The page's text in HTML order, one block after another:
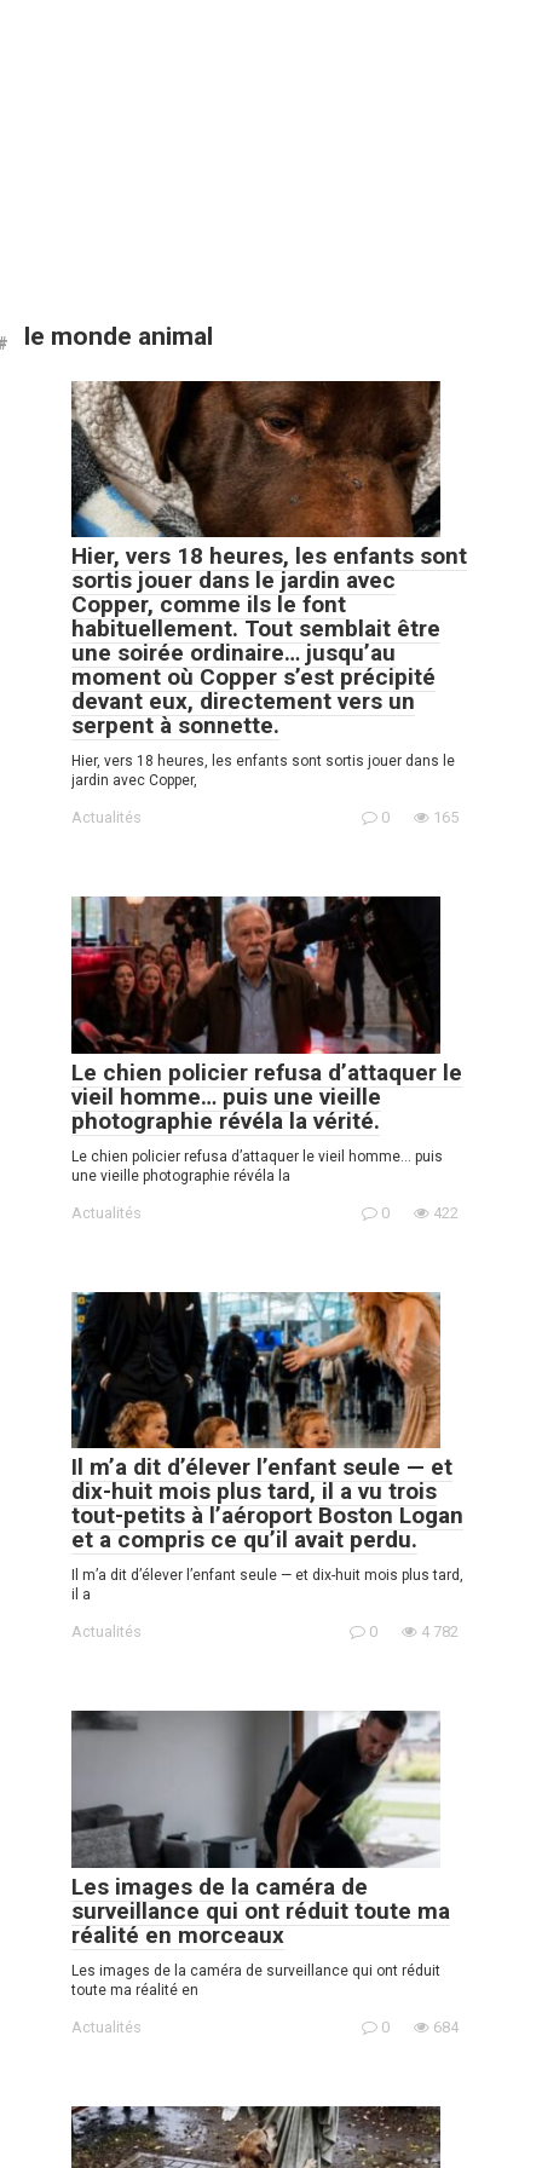
le monde animal
Hier, vers 18 heures, les enfants sont
sortis jouer dans le jardin avec
Copper, comme ils le font
habituellement. Tout semblait être
une soirée ordinaire… jusqu’au
moment où Copper s’est précipité
devant eux, directement vers un
serpent à sonnette.
Hier, vers 18 heures, les enfants sont sortis jouer dans le
jardin avec Copper,
Actualités 0 165
Le chien policier refusa d’attaquer le
vieil homme… puis une vieille
photographie révéla la vérité.
Le chien policier refusa d’attaquer le vieil homme… puis
une vieille photographie révéla la
Actualités 0 422
Il m’a dit d’élever l’enfant seule — et
dix-huit mois plus tard, il a vu trois
tout-petits à l’aéroport Boston Logan
et a compris ce qu’il avait perdu.
Il m’a dit d’élever l’enfant seule — et dix-huit mois plus tard,
il a
Actualités 0 4 782
Les images de la caméra de
surveillance qui ont réduit toute ma
réalité en morceaux
Les images de la caméra de surveillance qui ont réduit
toute ma réalité en
Actualités 0 684